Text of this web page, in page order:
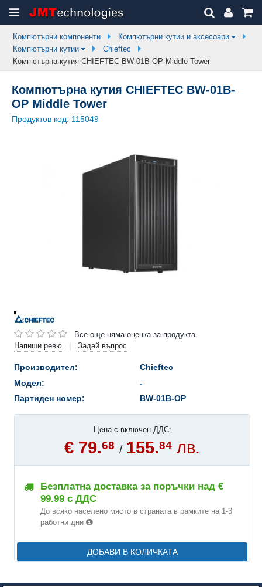
Компютърни компоненти
Компютърни кутии и аксесоари
Компютърни кутии
Chieftec
Компютърна кутия CHIEFTEC BW-01B-OP Middle Tower
Компютърна кутия CHIEFTEC BW-01B-
OP Middle Tower
Продуктов код: 115049
Все още няма оценка за продукта.
Напиши ревю
| Задай въпрос
Производител:
Chieftec
Модел:
-
Партиден номер:
BW-01B-OP
Цена с включен ДДС:
€ 79.68 / 155.84 лв.
Безплатна доставка за поръчки над €
99.99 с ДДС
До всяко населено място в страната в рамките на 1-3
работни дни
ДОБАВИ В КОЛИЧКАТА